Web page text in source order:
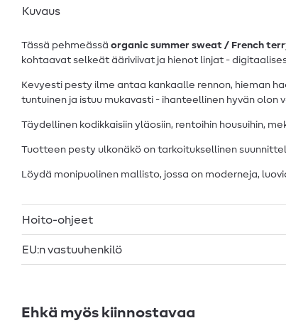
Kuvaus
Tässä pehmeässä organic summer sweat / French
kohtaavat selkeät ääriviivat ja hienot linjat -
Kevyesti pesty ilme antaa kankaalle rennon, hieman
tuntuinen ja istuu mukavasti - ihanteellinen hyvän olon
Täydellinen kodikkaisiin yläosiin, rentoihin housuihin,
Tuotteen pesty ulkonäkö on tarkoituksellinen
Löydä monipuolinen mallisto, jossa on moderneja,
Hoito-ohjeet
EU:n vastuuhenkilö
Ehkä myös kiinnostavaa